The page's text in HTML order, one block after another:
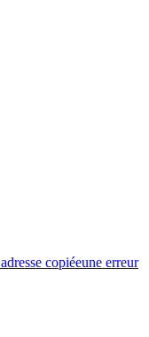
adresse copiéeune erreur